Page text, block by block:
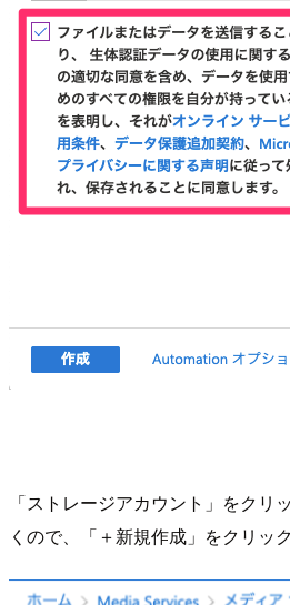
「ストレージアカウント」をクリ
くので、「＋新規作成」をクリッ